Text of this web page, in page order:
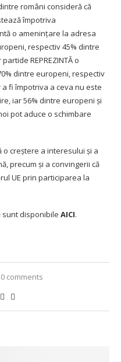
români consideră că
împotriva
o amenințare la adresa
respectiv 45% dintre
REPREZINTĂ o
dintre europeni, respectiv
fi împotriva a ceva nu este
iar 56% dintre europeni şi
pot aduce o schimbare
creştere a interesului şi a
precum şi a convingerii că
UE prin participarea la
sunt disponibile AICI.
0 comments